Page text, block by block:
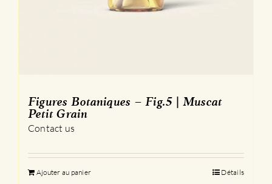
Figures Botaniques – Fig.5 | Muscat
Petit Grain
Contact us
Ajouter au panier Détails